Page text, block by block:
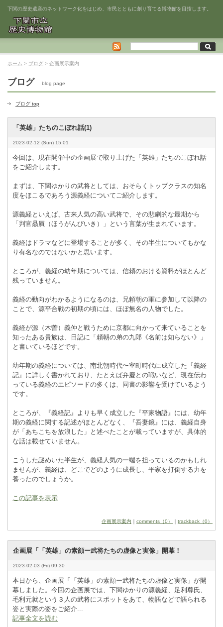
下関の歴史遺産のネットワーク化をはじめ、市民とともに創り育てる博物館を目指します。
ホーム > ブログ > 企画展示案内
ブログ blog page
ブログ top
「英雄」たちのこぼれ話(1)
2023-02-12 (Sun) 15:01
今回は、現在開催中の企画展で取り上げた「英雄」たちのこぼれ話
をご紹介します。
まずは、下関ゆかりの武将としては、おそらくトップクラスの知名
度をほこるであろう源義経についてご紹介します。
源義経といえば、古来人気の高い武将で、その悲劇的な最期から
「判官贔屓（ほうがんびいき）」という言葉が生まれています。
義経はドラマなどに登場することが多く、その半生についてもかな
り有名なのではないかと思います。
ところが、義経の幼年期については、信頼のおける資料がほとんど
残っていません。
義経の動向がわかるようになるのは、兄頼朝の軍に参加して以降の
ことで、源平合戦の初期の頃には、ほぼ無名の人物でした。
義経が源（木曽）義仲と戦うために京都に向かって来ていることを
知ったある貴族は、日記に「頼朝の弟の九郎《名前は知らない》」
と書いているほどです。
幼年期の義経については、南北朝時代〜室町時代に成立した『義経
記』に詳しく書かれており、たとえば弁慶との戦いなど、現在伝わ
っている義経のエピソードの多くは、同書の影響を受けているよう
です。
ところが、『義経記』よりも早く成立した『平家物語』には、幼年
期の義経に関する記述がほとんどなく、『吾妻鏡』には、義経自身
が「あちこちを放浪した」と述べたことが載っていますが、具体的
な話は載せていません。
こうした謎めいた半生が、義経人気の一端を担っているのかもしれ
ませんが、義経は、どこでどのように成長し、平家を打倒する力を
養ったのでしょうか。
この記事を表示
企画展示案内 ｜ comments（0） ｜ trackback（0）
企画展「「英雄」の素顔ー武将たちの虚像と実像」開幕！
2023-02-03 (Fri) 09:30
本日から、企画展「「英雄」の素顔ー武将たちの虚像と実像」が開
幕しました。今回の企画展では、下関ゆかりの源義経、足利尊氏、
毛利元就という３人の武将にスポットをあて、物語などで語られる
姿と実際の姿をご紹介...
記事全文を読む